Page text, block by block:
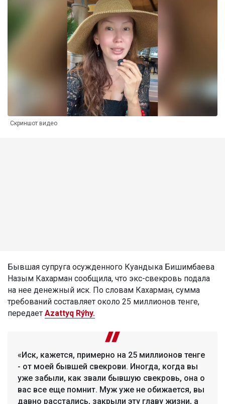
Скриншот видео
Бывшая супруга осужденного Куандыка Бишимбаева
Назым Кахарман сообщила, что экс-свекровь подала
на нее денежный иск. По словам Кахарман, сумма
требований составляет около 25 миллионов тенге,
передает Azattyq Rýhy.
«Иск, кажется, примерно на 25 миллионов тенге
- от моей бывшей свекрови. Иногда, когда вы
уже забыли, как звали бывшую свекровь, она о
вас все еще помнит. Муж уже не обижается, вы
давно расстались, закрыли эту главу жизни, а